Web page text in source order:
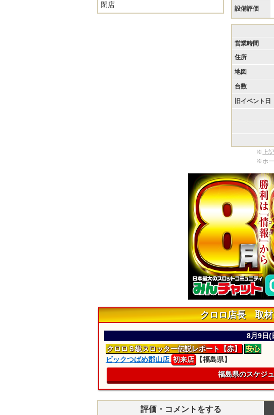
閉店
設備評価
営業時間
住所
地図
台数
旧イベント日
※上
※ホ
クロロ店長 取材
8月9日(
クロロＳ級スロッター伝説レポート【赤】
安心
ビックつばめ郡山店 初来店
【福島県】
福島県のスケジ
評価・コメントをする